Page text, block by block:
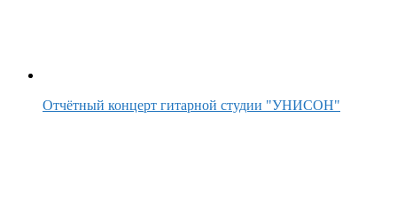
Отчётный концерт гитарной студии "УНИСОН"